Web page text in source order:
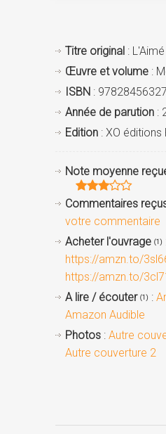
Titre original :
Œuvre et volume :
ISBN :
Année de parution :
Edition : XO éditions
Note moyenne
Commentaires
votre commentaire
Acheter l'ouvrage (1)
https://amzn.to/
https://amzn.to/
A lire / écouter (1) :
Amazon Audible
Photos : Autre
Autre couverture 2